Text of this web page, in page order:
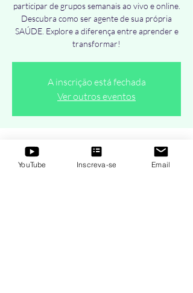
participar de grupos semanais ao vivo e online.
Descubra como ser agente de sua própria
SAÚDE. Explore a diferença entre aprender e
transformar!
A inscrição está fechada
Ver outros eventos
Horário e local
21 de jan. de 2021, 19:00 – 20:00
YouTube Inscreva-se Email